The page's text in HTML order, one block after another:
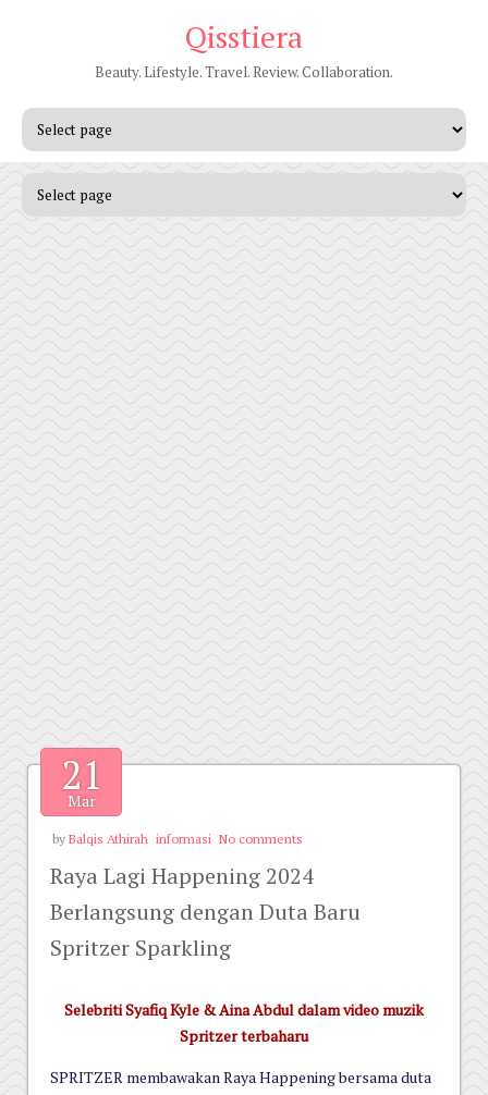
Qisstiera
Beauty. Lifestyle. Travel. Review. Collaboration.
21
Mar
by Balqis Athirah informasi No comments
Raya Lagi Happening 2024
Berlangsung dengan Duta Baru
Spritzer Sparkling
Selebriti Syafiq Kyle & Aina Abdul dalam video muzik
Spritzer terbaharu
SPRITZER membawakan Raya Happening bersama duta